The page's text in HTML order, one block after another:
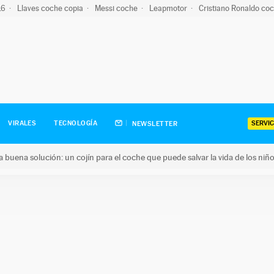
Llaves coche copia Messi coche Leapmotor Cristiano Ronaldo
VIRALES TECNOLOGÍA NEWSLETTER
buena solución: un cojín para el coche que puede salvar la vida de los